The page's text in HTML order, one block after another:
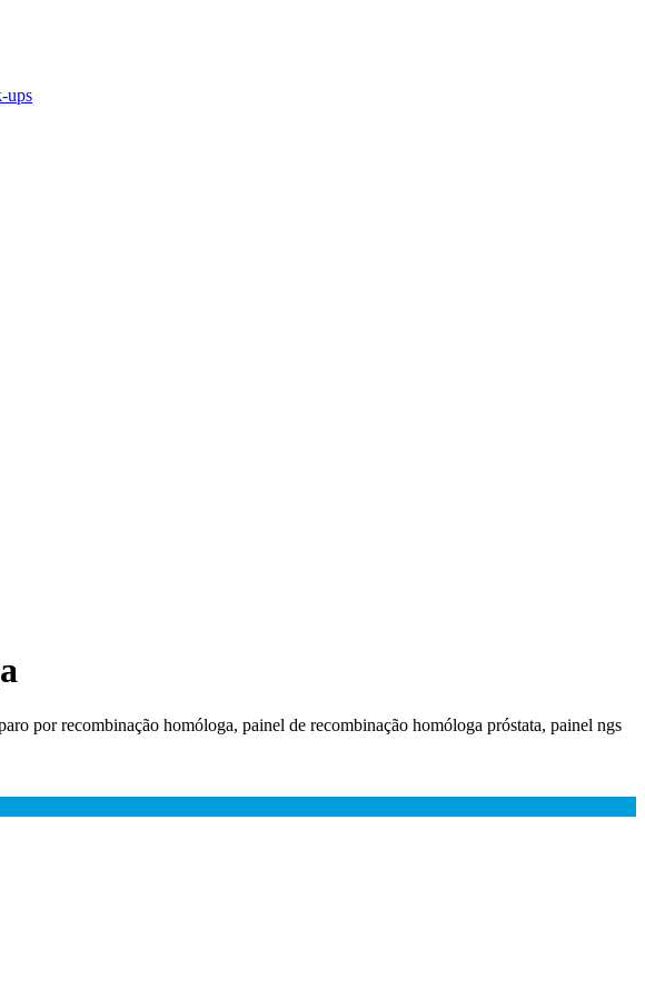
ups
por recombinação homóloga, painel de recombinação homóloga próstata, painel ngs